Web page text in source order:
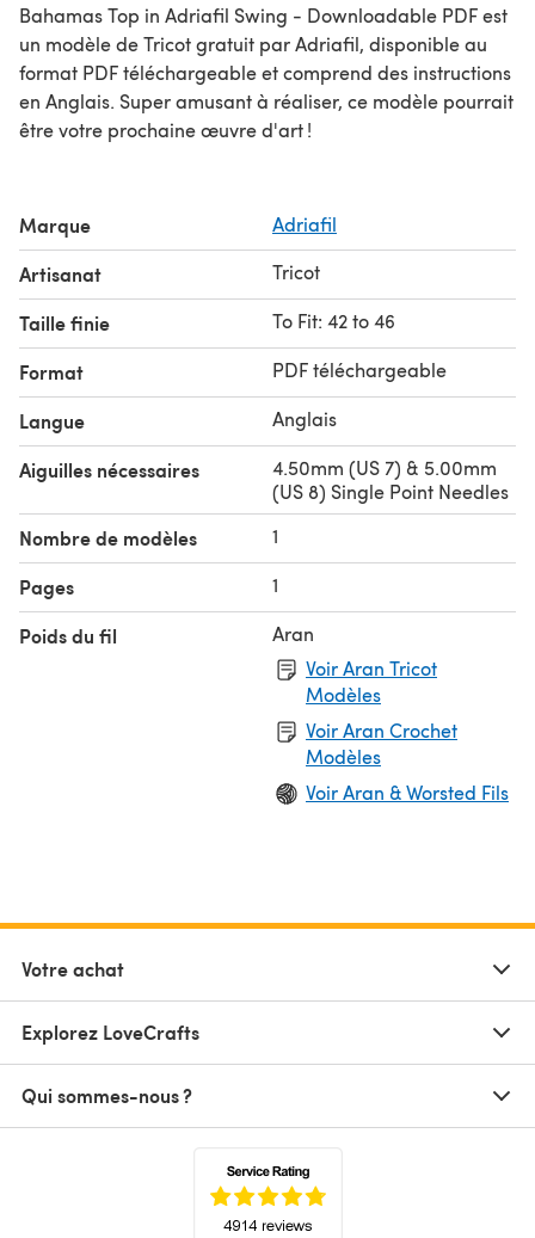
Bahamas Top in Adriafil Swing - Downloadable PDF est
un modèle de Tricot gratuit par Adriafil, disponible au
format PDF téléchargeable et comprend des instructions
en Anglais. Super amusant à réaliser, ce modèle pourrait
être votre prochaine œuvre d'art !
Marque Adriafil
Artisanat Tricot
Taille finie To Fit: 42 to 46
Format PDF téléchargeable
Langue Anglais
Aiguilles nécessaires
4.50mm (US 7) & 5.00mm
(US 8) Single Point Needles
Nombre de modèles 1
Pages 1
Poids du fil
Aran
Voir Aran Tricot
Modèles
Voir Aran Crochet
Modèles
Voir Aran & Worsted Fils
Votre achat
Explorez LoveCrafts
Qui sommes-nous ?